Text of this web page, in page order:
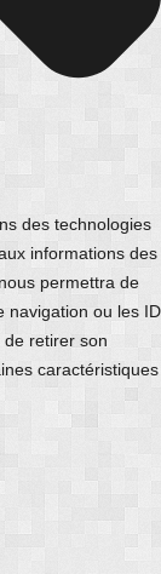
des technologies
informations des
permettra de
navigation ou les ID
retirer son
caractéristiques